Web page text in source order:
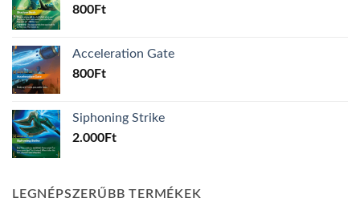
800Ft
Acceleration Gate
800Ft
Siphoning Strike
2.000Ft
LEGNÉPSZERŰBB TERMÉKEK